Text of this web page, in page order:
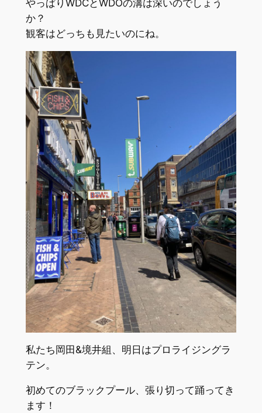
やっぱりWDCとWDOの溝は深いのでしょう
か？
観客はどっちも見たいのにね。
私たち岡田&境井組、明日はプロライジングラ
テン。
初めてのブラックプール、張り切って踊ってき
ます！